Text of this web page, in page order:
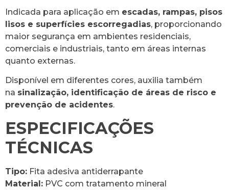
Indicada para aplicação em escadas, rampas, pisos
lisos e superfícies escorregadias, proporcionando
maior segurança em ambientes residenciais,
comerciais e industriais, tanto em áreas internas
quanto externas.
Disponível em diferentes cores, auxilia também
na sinalização, identificação de áreas de risco e
prevenção de acidentes.
ESPECIFICAÇÕES
TÉCNICAS
Tipo: Fita adesiva antiderrapante
Material: PVC com tratamento mineral